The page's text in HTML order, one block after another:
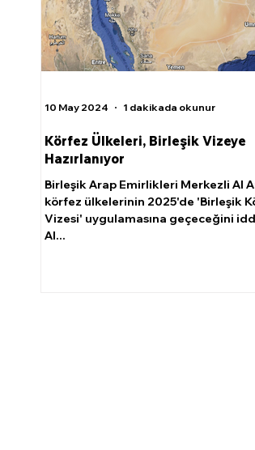
Körfez Ülkeleri, Birleşik Vizeye
Hazırlanıyor
Birleşik Arap Emirlikleri Merkezli Al
körfez ülkelerinin 2025'de 'Birleşik
Vizesi' uygulamasına geçeceğini
Al...
10 May 2024 1 dakikada okunur